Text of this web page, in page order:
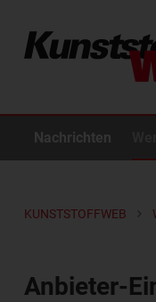
Nachrichten
KUNSTSTOFFWEB
Anbieter-